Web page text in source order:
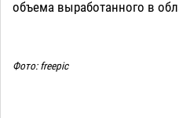
объема выработанного в
Фото: freepic